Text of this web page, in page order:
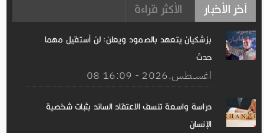
آخر الأخبار الأكثر قراءة
بزشكيان يتعهد بالصمود ويعلن: لن أستقيل مهما
حدث
08 اغســطس.2026 - 16:09
دراسة واسعة تنسف الاعتقاد السائد بثبات شخصية
الإنسان